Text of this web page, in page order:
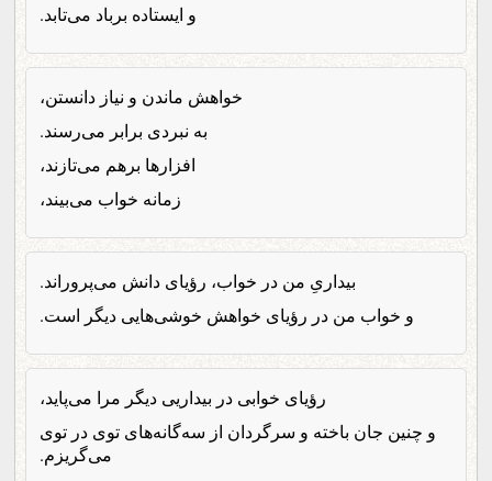
و ایستاده برباد می‌تابد.
خواهش ماندن و نیاز دانستن،
به نبردی برابر می‌رسند.
افزارها برهم می‌تازند،
زمانه خواب می‌بیند،
بیداریِ من در خواب، رؤیای دانش می‌پروراند.
و خواب من در رؤیای خواهش خوشی‌هایی دیگر است.
رؤیای خوابی در بیداریی دیگر مرا می‌پاید،
و چنین جان باخته و سرگردان از سه‌گانه‌های توی در توی
می‌گریزم.